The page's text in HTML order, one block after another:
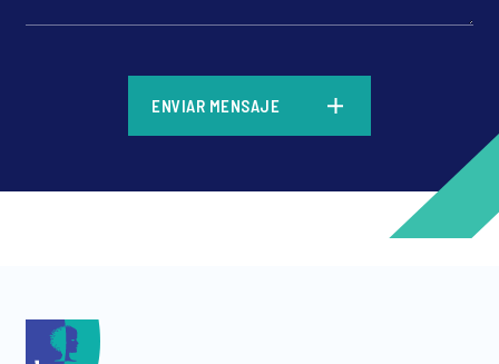
ENVIAR MENSAJE